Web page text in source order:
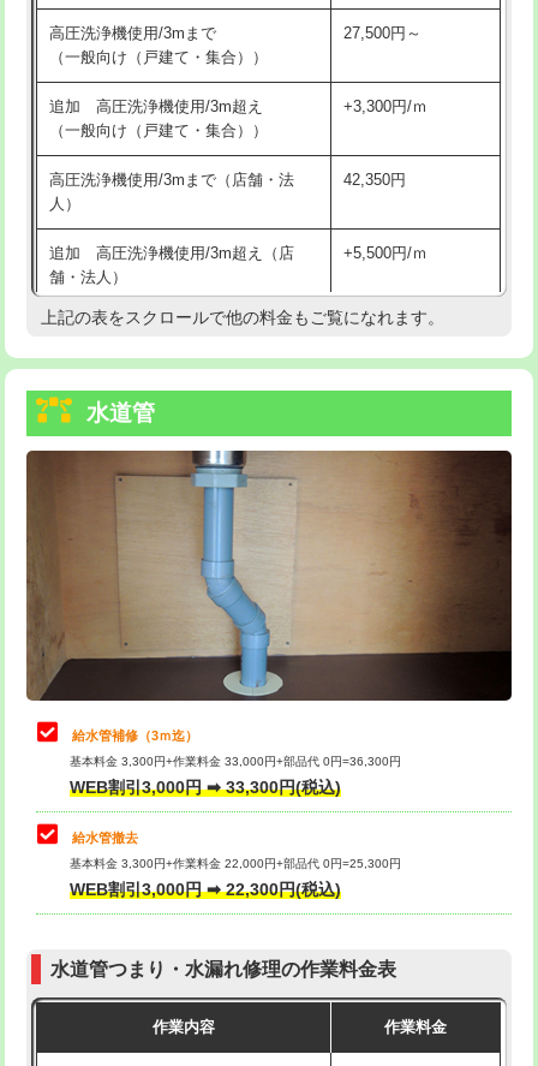
給水管工事※（バンド止め) 3,300円
給水管工事※（支持金具設置)
給水管工事※（保温材使用（バンド止
め込み）)
5,500円
給水管工事※（土の掘削・埋め戻し作
業)
11,000円
給水管工事※（塩ビ管（VP・HI）使
用/3ｍまで)
33,000円
給水管工事※（塩ビ管（VP・HI）使
+8,800円
給水管工事※（ライニング鋼管・銅
管・ポリ管・HT管使用/3ｍまで)
給水管工事※（ライニング鋼管・銅
管・ポリ管・HT管使用/3ｍ超え)
排水管工事（土の掘削・埋め戻し作
11,000円~
排水管工事（排水管工事/3ｍまで） 55,000円
排水管工事（追加 排水管工事/3ｍ超
マス交換（土の掘削・埋め戻し作業）
マス交換（深さ50㎝未満）
マス交換（深さ50㎝以上）
コンクリート斫り（厚さ10㎝まで）
モルタル補修（厚さ10㎝超え） 38,500円
高圧洗浄機使用/3mまで
（一般向け（戸建て・集合））
27,500円～
追加 高圧洗浄機使用/3m超え
（一般向け（戸建て・集合））
+3,300円/ｍ
高圧洗浄機使用/3mまで（店舗・法
人）
42,350円
追加 高圧洗浄機使用/3m超え（店
舗・法人）
+5,500円/ｍ
高度高圧洗浄換 現地調査
トーラー機使用/3mまで
追加トーラー機使用/3m超え
33,000円
8,800円
止水・漏水調査・防水処理・清掃・修
理・調整・分解・加工など（軽作業）
11,000円
止水・漏水調査・防水処理・清掃・修
理・調整・分解・加工など（中作業）
止水・漏水調査・防水処理・清掃・修
理・調整・分解・加工など（重作業）
33,000円
その他部品の脱着
交換・取付（タンク）
式）)
式・ワンホール）)
上記の表をスクロールで他の料金もご覧になれます。
水道管
給水管補修（3ｍ迄）
基本料金 3,300円+作業料金 33,000円+部品代 0円=36,300円
WEB割引3,000円 ➡ 33,300円(税込)
給水管撤去
基本料金 3,300円+作業料金 22,000円+部品代 0円=25,300円
WEB割引3,000円 ➡ 22,300円(税込)
水道管つまり・水漏れ修理の作業料金表
作業内容 作業料金